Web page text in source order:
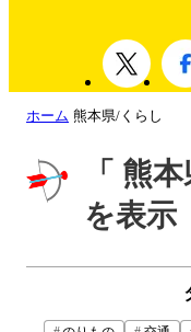
ホーム 熊本県/くらし
「 熊
を表示